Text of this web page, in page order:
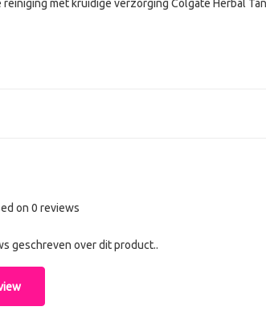
reiniging met kruidige verzorging Colgate Herbal
on 0 reviews
geschreven over dit product..